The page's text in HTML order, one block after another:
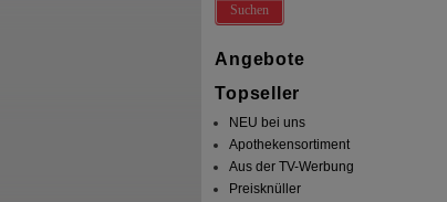
Suchen
Angebote
Topseller
NEU bei uns
Apothekensortiment
Aus der TV-Werbung
Preisknüller